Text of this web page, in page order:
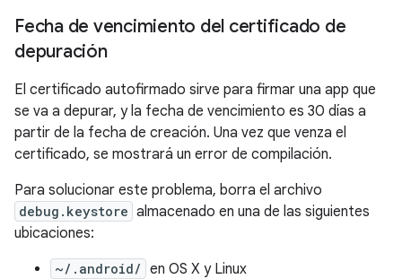
Fecha de vencimiento del certificado de
depuración
El certificado autofirmado sirve para firmar una app que
se va a depurar, y la fecha de vencimiento es 30 días a
partir de la fecha de creación. Una vez que venza el
certificado, se mostrará un error de compilación.
Para solucionar este problema, borra el archivo
debug.keystore almacenado en una de las siguientes
ubicaciones:
~/.android/ en OS X y Linux